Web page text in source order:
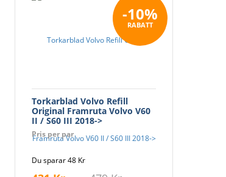
-10%
RABATT
Torkarblad Volvo Refill
Original Framruta Volvo V60
II / S60 III 2018->
Pris per par
Du sparar 48 Kr